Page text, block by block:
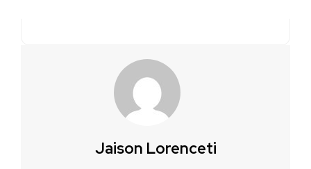
Jaison Lorenceti